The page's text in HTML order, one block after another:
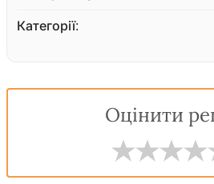
Категорії:
Оцінити